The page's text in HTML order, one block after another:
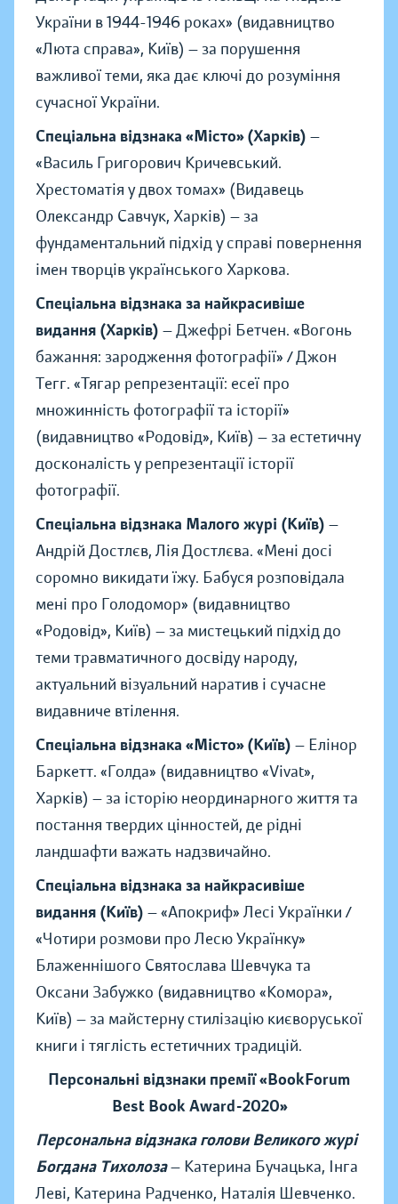
України в 1944-1946 роках» (видавництво
«Люта справа», Київ) — за порушення
важливої теми, яка дає ключі до розуміння
сучасної України.
Спеціальна відзнака «Місто» (Харків) —
«Василь Григорович Кричевський.
Хрестоматія у двох томах» (Видавець
Олександр Савчук, Харків) — за
фундаментальний підхід у справі повернення
імен творців українського Харкова.
Спеціальна відзнака за найкрасивіше
видання (Харків) — Джефрі Бетчен. «Вогонь
бажання: зародження фотографії» / Джон
Тегг. «Тягар репрезентації: есеї про
множинність фотографії та історії»
(видавництво «Родовід», Київ) — за естетичну
досконалість у репрезентації історії
фотографії.
Спеціальна відзнака Малого журі (Київ) —
Андрій Достлєв, Лія Достлєва. «Мені досі
соромно викидати їжу. Бабуся розповідала
мені про Голодомор» (видавництво
«Родовід», Київ) — за мистецький підхід до
теми травматичного досвіду народу,
актуальний візуальний наратив і сучасне
видавниче втілення.
Спеціальна відзнака «Місто» (Київ) — Елінор
Баркетт. «Голда» (видавництво «Vivat»,
Харків) — за історію неординарного життя та
постання твердих цінностей, де рідні
ландшафти важать надзвичайно.
Спеціальна відзнака за найкрасивіше
видання (Київ) —«Апокриф» Лесі Українки /
«Чотири розмови про Лесю Українку»
Блаженнішого Святослава Шевчука та
Оксани Забужко (видавництво «Комора»,
Київ) — за майстерну стилізацію києворуської
книги і тяглість естетичних традицій.
Персональні відзнаки премії«BookForum
Best Book Award-2020»
Персональна відзнака голови Великого журі
Богдана Тихолоза— Катерина Бучацька, Інга
Леві, Катерина Радченко, Наталія Шевченко.